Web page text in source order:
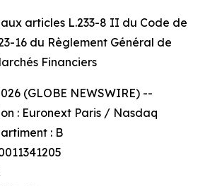
articles L.233-8 II du Code de
16 du Règlement Général de
Financiers
(GLOBE NEWSWIRE) --
: Euronext Paris / Nasdaq
: B